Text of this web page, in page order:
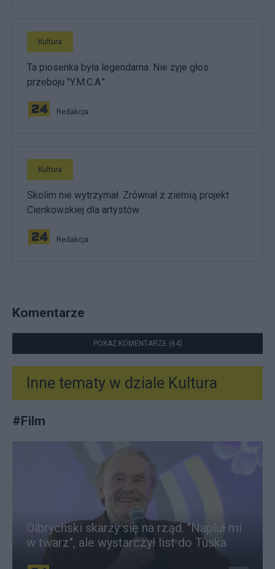
Kultura
Ta piosenka była legendarna. Nie żyje głos
przeboju "Y.M.C.A."
Redakcja
Kultura
Skolim nie wytrzymał. Zrównał z ziemią projekt
Cienkowskiej dla artystów
Redakcja
Komentarze
POKAŻ KOMENTARZE (64)
Inne tematy w dziale Kultura
#Film
Olbrychski skarży się na rząd. "Napluł mi
w twarz", ale wystarczył list do Tuska